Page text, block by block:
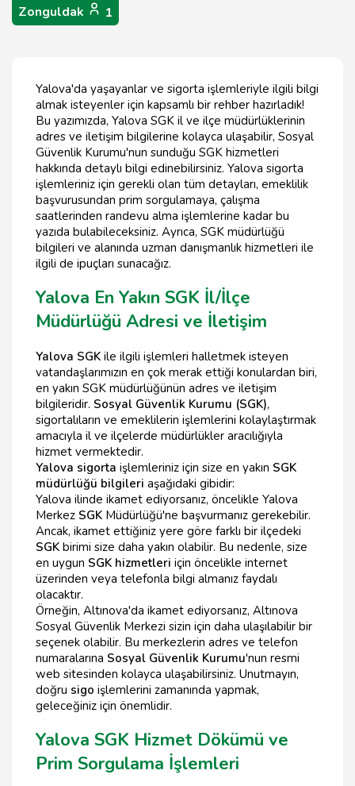
Zonguldak 1
Yalova'da yaşayanlar ve sigorta işlemleriyle ilgili bilgi
almak isteyenler için kapsamlı bir rehber hazırladık!
Bu yazımızda, Yalova SGK il ve ilçe müdürlüklerinin
adres ve iletişim bilgilerine kolayca ulaşabilir, Sosyal
Güvenlik Kurumu'nun sunduğu SGK hizmetleri
hakkında detaylı bilgi edinebilirsiniz. Yalova sigorta
işlemleriniz için gerekli olan tüm detayları, emeklilik
başvurusundan prim sorgulamaya, çalışma
saatlerinden randevu alma işlemlerine kadar bu
yazıda bulabileceksiniz. Ayrıca, SGK müdürlüğü
bilgileri ve alanında uzman danışmanlık hizmetleri ile
ilgili de ipuçları sunacağız.
Yalova En Yakın SGK İl/İlçe
Müdürlüğü Adresi ve İletişim
Yalova SGK ile ilgili işlemleri halletmek isteyen
vatandaşlarımızın en çok merak ettiği konulardan biri,
en yakın SGK müdürlüğünün adres ve iletişim
bilgileridir. Sosyal Güvenlik Kurumu (SGK),
sigortalıların ve emeklilerin işlemlerini kolaylaştırmak
amacıyla il ve ilçelerde müdürlükler aracılığıyla
hizmet vermektedir.
Yalova sigorta işlemleriniz için size en yakın SGK
müdürlüğü bilgileri aşağıdaki gibidir:
Yalova ilinde ikamet ediyorsanız, öncelikle Yalova
Merkez SGK Müdürlüğü'ne başvurmanız gerekebilir.
Ancak, ikamet ettiğiniz yere göre farklı bir ilçedeki
SGK birimi size daha yakın olabilir. Bu nedenle, size
en uygun SGK hizmetleri için öncelikle internet
üzerinden veya telefonla bilgi almanız faydalı
olacaktır.
Örneğin, Altınova'da ikamet ediyorsanız, Altınova
Sosyal Güvenlik Merkezi sizin için daha ulaşılabilir bir
seçenek olabilir. Bu merkezlerin adres ve telefon
numaralarına Sosyal Güvenlik Kurumu'nun resmi
web sitesinden kolayca ulaşabilirsiniz. Unutmayın,
doğru sigo işlemlerini zamanında yapmak,
geleceğiniz için önemlidir.
Yalova SGK Hizmet Dökümü ve
Prim Sorgulama İşlemleri